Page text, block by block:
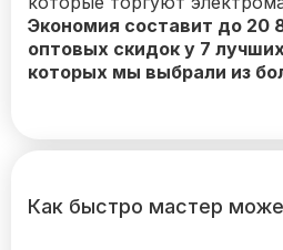
Экономия составит до 20
оптовых скидок у 7
которых мы выбрали из
Как быстро мастер